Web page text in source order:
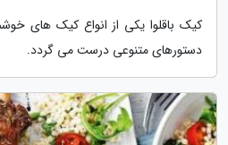
کیک باقلوا یکی از انواع کیک های
دستورهای متنوعی درست می گردد.